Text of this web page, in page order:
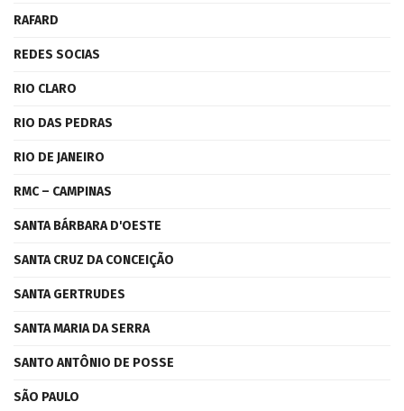
RAFARD
REDES SOCIAS
RIO CLARO
RIO DAS PEDRAS
RIO DE JANEIRO
RMC – CAMPINAS
SANTA BÁRBARA D'OESTE
SANTA CRUZ DA CONCEIÇÃO
SANTA GERTRUDES
SANTA MARIA DA SERRA
SANTO ANTÔNIO DE POSSE
SÃO PAULO